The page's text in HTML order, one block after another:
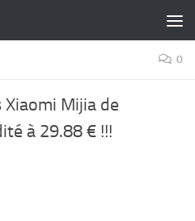
0
Mijia de
à 29.88 € !!!